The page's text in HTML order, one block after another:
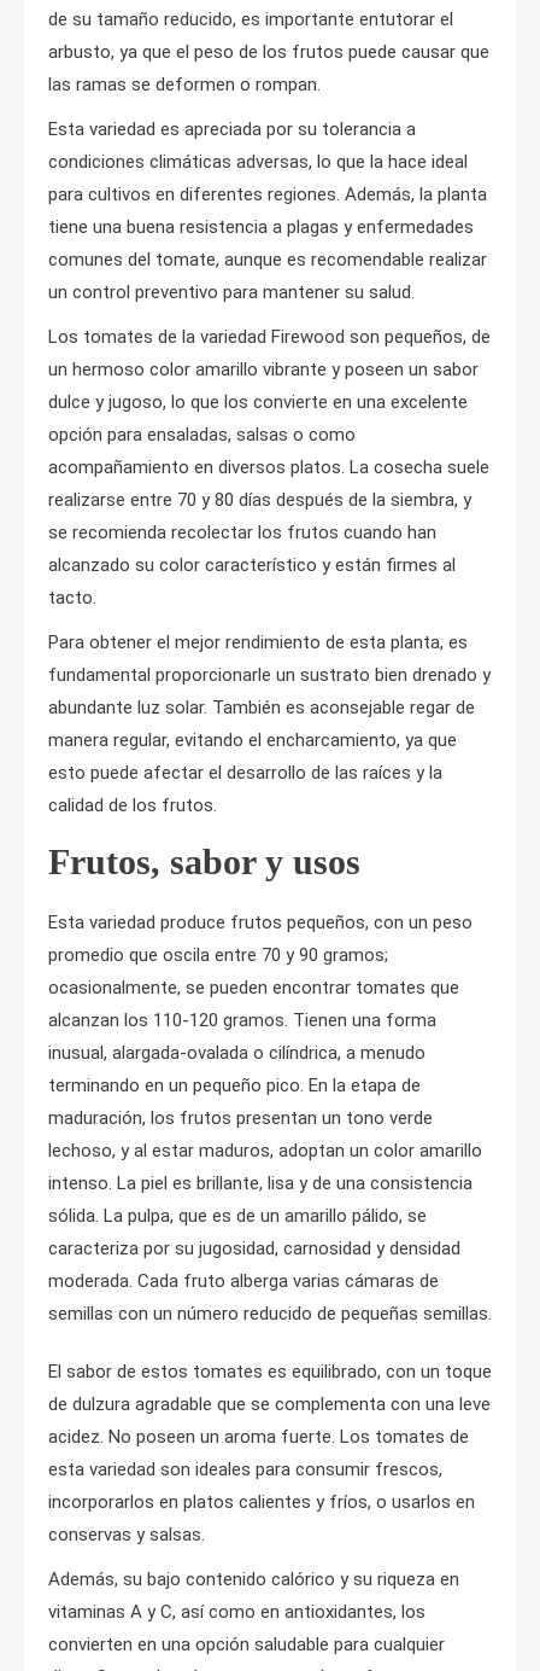
de su tamaño reducido, es importante entutorar el
arbusto, ya que el peso de los frutos puede causar que
las ramas se deformen o rompan.
Esta variedad es apreciada por su tolerancia a
condiciones climáticas adversas, lo que la hace ideal
para cultivos en diferentes regiones. Además, la planta
tiene una buena resistencia a plagas y enfermedades
comunes del tomate, aunque es recomendable realizar
un control preventivo para mantener su salud.
Los tomates de la variedad Firewood son pequeños, de
un hermoso color amarillo vibrante y poseen un sabor
dulce y jugoso, lo que los convierte en una excelente
opción para ensaladas, salsas o como
acompañamiento en diversos platos. La cosecha suele
realizarse entre 70 y 80 días después de la siembra, y
se recomienda recolectar los frutos cuando han
alcanzado su color característico y están firmes al
tacto.
Para obtener el mejor rendimiento de esta planta, es
fundamental proporcionarle un sustrato bien drenado y
abundante luz solar. También es aconsejable regar de
manera regular, evitando el encharcamiento, ya que
esto puede afectar el desarrollo de las raíces y la
calidad de los frutos.
Frutos, sabor y usos
Esta variedad produce frutos pequeños, con un peso
promedio que oscila entre 70 y 90 gramos;
ocasionalmente, se pueden encontrar tomates que
alcanzan los 110-120 gramos. Tienen una forma
inusual, alargada-ovalada o cilíndrica, a menudo
terminando en un pequeño pico. En la etapa de
maduración, los frutos presentan un tono verde
lechoso, y al estar maduros, adoptan un color amarillo
intenso. La piel es brillante, lisa y de una consistencia
sólida. La pulpa, que es de un amarillo pálido, se
caracteriza por su jugosidad, carnosidad y densidad
moderada. Cada fruto alberga varias cámaras de
semillas con un número reducido de pequeñas semillas.
El sabor de estos tomates es equilibrado, con un toque
de dulzura agradable que se complementa con una leve
acidez. No poseen un aroma fuerte. Los tomates de
esta variedad son ideales para consumir frescos,
incorporarlos en platos calientes y fríos, o usarlos en
conservas y salsas.
Además, su bajo contenido calórico y su riqueza en
vitaminas A y C, así como en antioxidantes, los
convierten en una opción saludable para cualquier